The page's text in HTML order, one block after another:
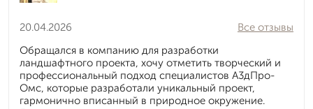
20.04.2026
Все отзывы
Обращался в компанию для разработки
ландшафтного проекта, хочу отметить творческий и
профессиональный подход специалистов А3дПро-
Омс, которые разработали уникальный проект,
гармонично вписанный в природное окружение.